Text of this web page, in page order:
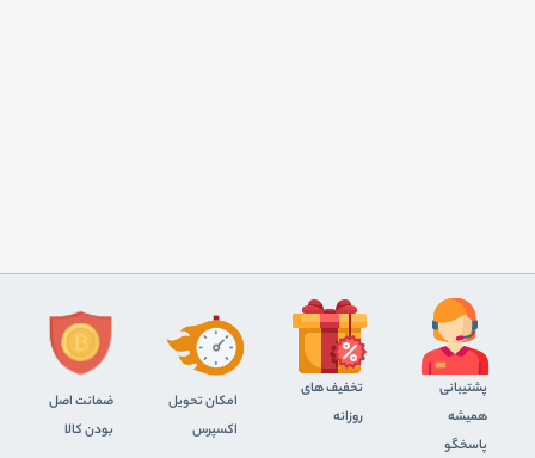
پشتیبانی
همیشه
پاسخگو
تخفیف های
روزانه
اﻣﮑﺎن ﺗﺤﻮﯾﻞ
اﮐﺴﭙﺮس
ضمانت اصل
بودن کالا